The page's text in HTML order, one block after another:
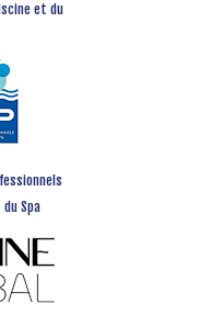
et du
Spa